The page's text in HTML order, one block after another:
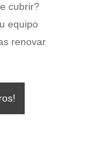
cubrir?
equipo
renovar